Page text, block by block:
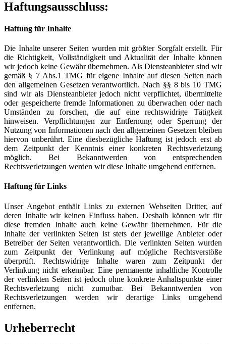
Haftungsausschluss:
Haftung für Inhalte
Die Inhalte unserer Seiten wurden mit größter Sorgfalt erstellt. Für
die Richtigkeit, Vollständigkeit und Aktualität der Inhalte können
wir jedoch keine Gewähr übernehmen. Als Diensteanbieter sind wir
gemäß § 7 Abs.1 TMG für eigene Inhalte auf diesen Seiten nach
den allgemeinen Gesetzen verantwortlich. Nach §§ 8 bis 10 TMG
sind wir als Diensteanbieter jedoch nicht verpflichtet, übermittelte
oder gespeicherte fremde Informationen zu überwachen oder nach
Umständen zu forschen, die auf eine rechtswidrige Tätigkeit
hinweisen. Verpflichtungen zur Entfernung oder Sperrung der
Nutzung von Informationen nach den allgemeinen Gesetzen bleiben
hiervon unberührt. Eine diesbezügliche Haftung ist jedoch erst ab
dem Zeitpunkt der Kenntnis einer konkreten Rechtsverletzung
möglich. Bei Bekanntwerden von entsprechenden
Rechtsverletzungen werden wir diese Inhalte umgehend entfernen.
Haftung für Links
Unser Angebot enthält Links zu externen Webseiten Dritter, auf
deren Inhalte wir keinen Einfluss haben. Deshalb können wir für
diese fremden Inhalte auch keine Gewähr übernehmen. Für die
Inhalte der verlinkten Seiten ist stets der jeweilige Anbieter oder
Betreiber der Seiten verantwortlich. Die verlinkten Seiten wurden
zum Zeitpunkt der Verlinkung auf mögliche Rechtsverstöße
überprüft. Rechtswidrige Inhalte waren zum Zeitpunkt der
Verlinkung nicht erkennbar. Eine permanente inhaltliche Kontrolle
der verlinkten Seiten ist jedoch ohne konkrete Anhaltspunkte einer
Rechtsverletzung nicht zumutbar. Bei Bekanntwerden von
Rechtsverletzungen werden wir derartige Links umgehend
entfernen.
Urheberrecht